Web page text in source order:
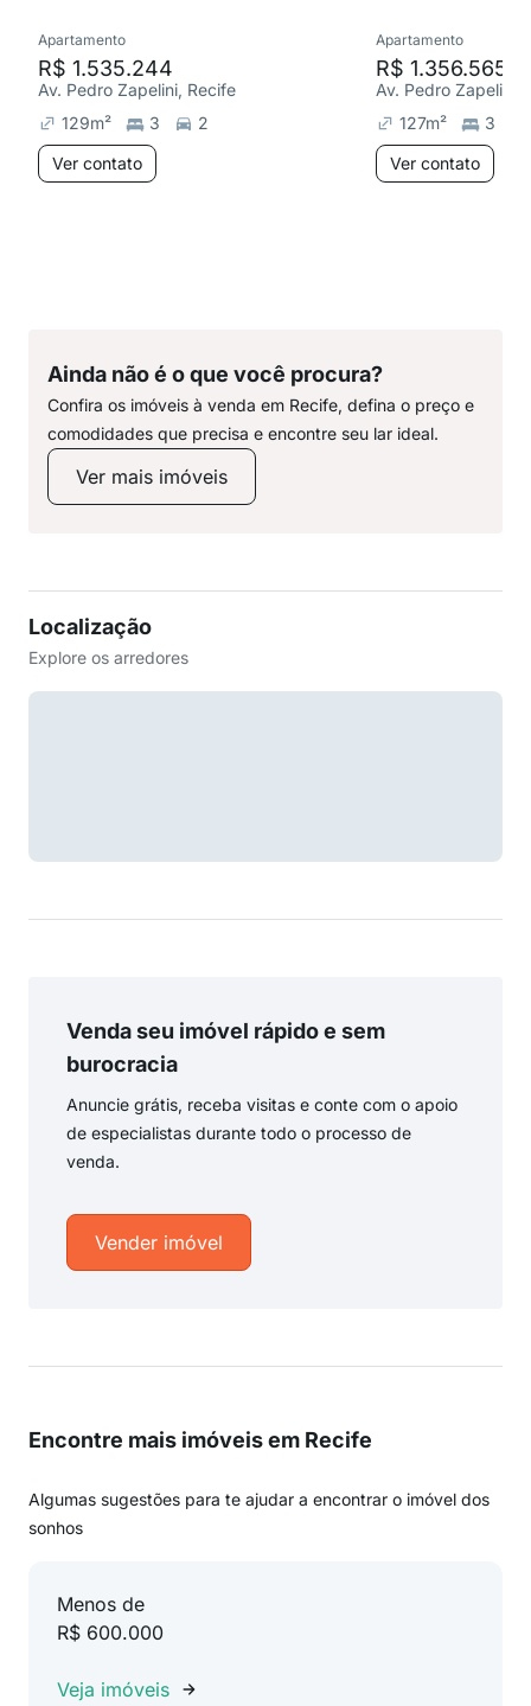
Apartamento
R$ 1.535.244
Av. Pedro Zapelini, Recife
129m² 3
2
Ver contato
Apartamento
R$ 1.356.565
Av. Pedro Zapelini,
127m²
3
Ver contato
Ainda não é o que você procura?
Confira os imóveis à venda em Recife, defina o preço e
comodidades que precisa e encontre seu lar ideal.
Ver mais imóveis
Localização
Explore os arredores
Venda seu imóvel rápido e sem
burocracia
Anuncie grátis, receba visitas e conte com o apoio
de especialistas durante todo o processo de
venda.
Vender imóvel
Encontre mais imóveis em Recife
Algumas sugestões para te ajudar a encontrar o imóvel dos
sonhos
Menos de
R$ 600.000
Veja imóveis